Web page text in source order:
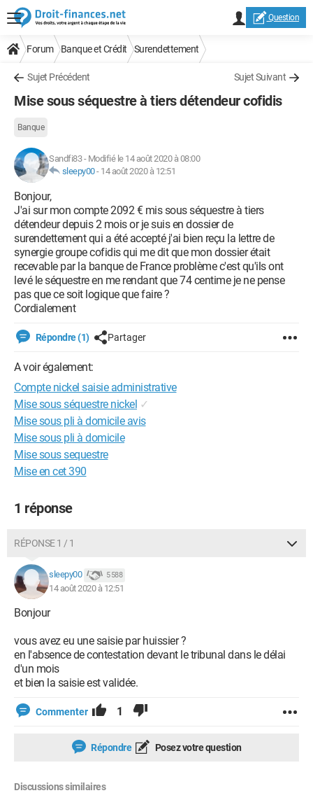
Question
Forum Banque et Crédit Surendettement
Sujet Précédent Sujet Suivant
Mise sous séquestre à tiers détendeur cofidis
Banque
Sandfi83- Modifié le 14 août 2020 à 08:00
sleepy00- 14 août 2020 à 12:51
Bonjour,
J'ai sur mon compte 2092 € mis sous séquestre à tiers
détendeur depuis 2 mois or je suis en dossier de
surendettement qui a été accepté j'ai bien reçu la lettre de
synergie groupe cofidis qui me dit que mon dossier était
recevable par la banque de France problème c'est qu'ils ont
levé le séquestre en me rendant que 74 centime je ne pense
pas que ce soit logique que faire ?
Cordialement
Répondre (1) Partager
A voir également:
Compte nickel saisie administrative
Mise sous séquestre nickel ✓
Mise sous pli à domicile avis
Mise sous pli à domicile
Mise sous sequestre
Mise en cet 390
1 réponse
RÉPONSE 1 / 1
sleepy00 5 588
14 août 2020 à 12:51
Bonjour
vous avez eu une saisie par huissier ?
en l'absence de contestation devant le tribunal dans le délai
d'un mois
et bien la saisie est validée.
Commenter 1
Répondre Posez votre question
Discussions similaires